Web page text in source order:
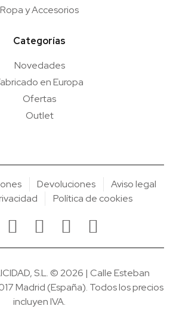
Ropa y Accesorios
Categorías
Novedades
en Europa
Ofertas
Outlet
Devoluciones
Aviso legal
Política de cookies
S.L. © 2026 | Calle Esteban
Madrid (España). Todos los precios
incluyen IVA.